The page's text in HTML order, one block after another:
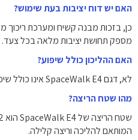
האם יש דוח יציבות בעת שימוש?
מספק תחושת יציבות מלאה בכל צעד.
האם ההליכון כולל שיפוע?
לא, דגם SpaceWalk E4 אינו כולל שיפוע מתכוונן.
מהו שטח הריצה?
המותאם להליכה וריצה קלילה.